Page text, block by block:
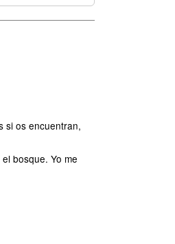
si os encuentran,
bosque. Yo me